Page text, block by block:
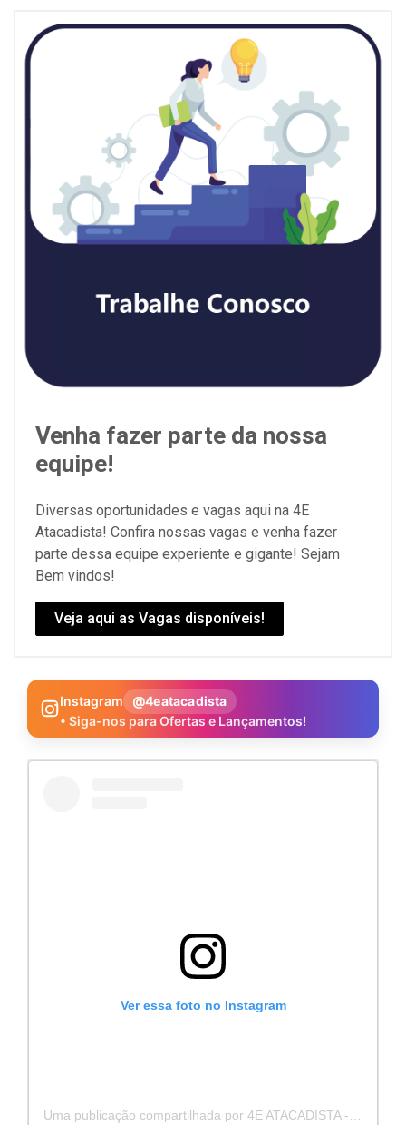
Venha fazer parte da nossa
equipe!
Diversas oportunidades e vagas aqui na 4E
Atacadista! Confira nossas vagas e venha fazer
parte dessa equipe experiente e gigante! Sejam
Bem vindos!
Veja aqui as Vagas disponíveis!
Instagram
@4eatacadista
• Siga-nos para Ofertas e Lançamentos!
Ver essa foto no Instagram